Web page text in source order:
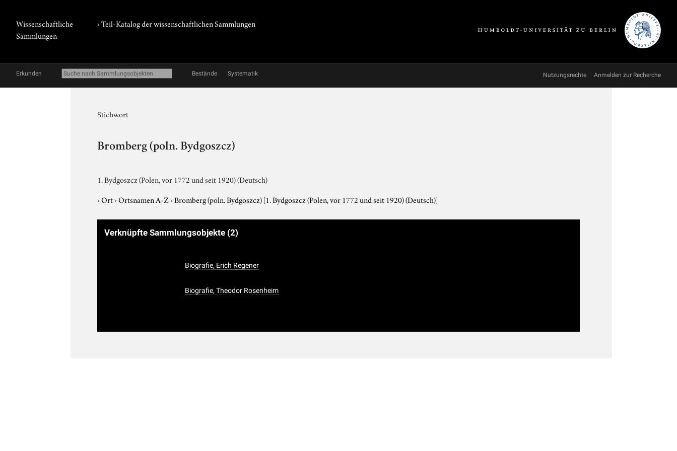
Wissenschaftliche
Sammlungen
› Teil-Katalog der wissenschaftlichen Sammlungen
Erkunden Bestände Systematik Nutzungsrechte Anmelden zur Recherche
Stichwort
Bromberg (poln. Bydgoszcz)
1. Bydgoszcz (Polen, vor 1772 und seit 1920) (Deutsch)
›Ort›Ortsnamen A-Z›Bromberg (poln. Bydgoszcz)[1. Bydgoszcz (Polen, vor 1772 und seit 1920) (Deutsch)]
Verknüpfte Sammlungsobjekte (2)
Biografie, Erich Regener
Biografie, Theodor Rosenheim